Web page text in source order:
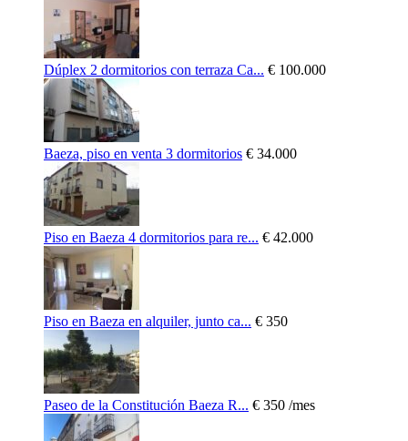
Dúplex 2 dormitorios con terraza Ca... € 100.000
Baeza, piso en venta 3 dormitorios € 34.000
Piso en Baeza 4 dormitorios para re... € 42.000
Piso en Baeza en alquiler, junto ca... € 350
Paseo de la Constitución Baeza R... € 350 /mes